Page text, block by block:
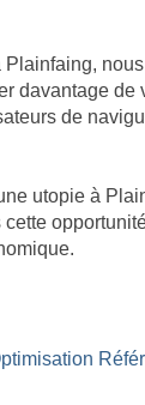
davantage
de
utopie à